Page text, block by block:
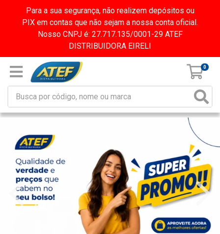
Para a sua segurança, não realizem depósitos ou
PIX em contas que não sejam a nossa conta oficial.
Nosso CNPJ é: 27.717.135/0001-29 ATEF
DISTRIBUIDORA EIRELI
0